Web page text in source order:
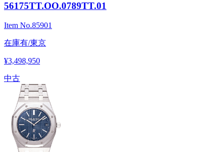
56175TT.OO.0789TT.01
Item No.85901
在庫有/東京
¥3,498,950
中古